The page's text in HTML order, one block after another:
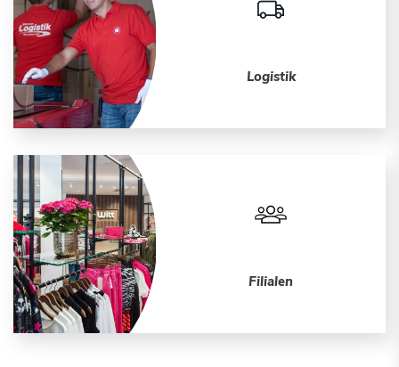
Logistik
Filialen